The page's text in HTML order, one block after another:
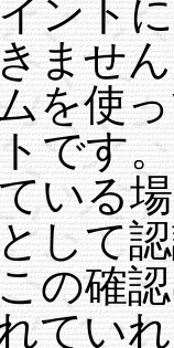
ント
ませ
を使
です
いる
して
の確
てい